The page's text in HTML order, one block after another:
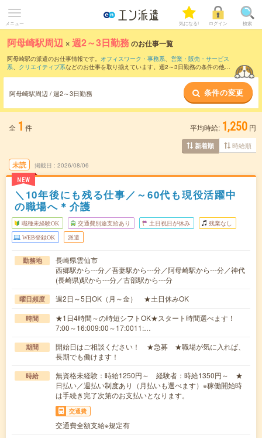
メニュー 気になる! ログイン 検索
阿母崎駅周辺 ×週2～3日勤務のお仕事一覧
阿母崎駅の派遣のお仕事情報です。 オフィスワーク・事務系、 営業・販売・サービス
系、 クリエイティブ系などのお仕事を取り揃えています。週2～3日勤務の条件の他
阿母崎駅周辺 / 週2～3日勤務 条件の変更
全 1 件 平均時給: 1,250 円
新着順 時給順
未読
NEW
掲載日 2026/08/06
＼10年後にも残る仕事／～60代も現役活躍中
の職場へ＊介護
職種未経験OK 交通費別途支給あり 土日祝日が休み 残業なし
WEB登録OK 派遣
勤務地
長崎県雲仙市
西郷駅から---分／吾妻駅から---分／阿母崎駅から---分／神代
(長崎県)駅から---分／古部駅から---分
曜日頻度 週2日～5日OK（月～金） ★土日休みOK
時間
★1日4時間～の時短シフトOK★スタート時間選べます！
7:00～16:009:00～17:0011:…
期間
開始日はご相談ください！ ★急募 ★職場が気に入れば、
長期でも働けます！
時給
無資格未経験：時給1250円～ 経験者：時給1350円～ ★
日払い／週払い制度あり（月払いも選べます）※稼働開始時
は手続き完了次第のお支払いとなります。
交通費
交通費全額支給※規定有